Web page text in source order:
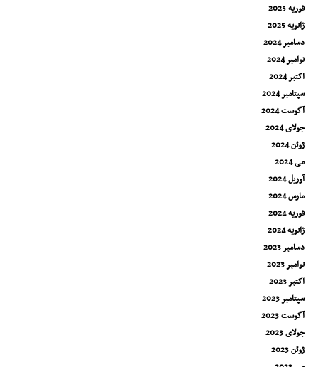
فوریه 2025
ژانویه 2025
دسامبر 2024
نوامبر 2024
اکتبر 2024
سپتامبر 2024
آگوست 2024
جولای 2024
ژوئن 2024
می 2024
آوریل 2024
مارس 2024
فوریه 2024
ژانویه 2024
دسامبر 2023
نوامبر 2023
اکتبر 2023
سپتامبر 2023
آگوست 2023
جولای 2023
ژوئن 2023